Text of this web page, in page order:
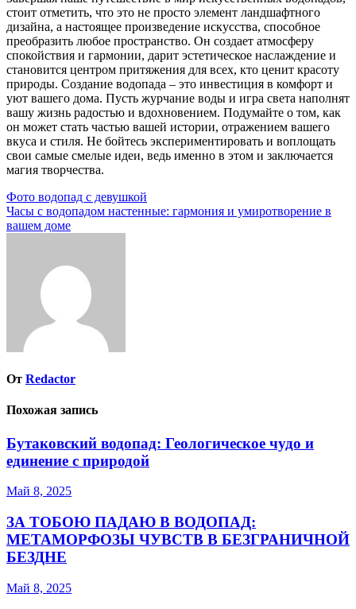
стоит отметить, что это не просто элемент ландшафтного
дизайна, а настоящее произведение искусства, способное
преобразить любое пространство. Он создает атмосферу
спокойствия и гармонии, дарит эстетическое наслаждение и
становится центром притяжения для всех, кто ценит красоту
природы. Создание водопада – это инвестиция в комфорт и
уют вашего дома. Пусть журчание воды и игра света наполнят
вашу жизнь радостью и вдохновением. Подумайте о том, как
он может стать частью вашей истории, отражением вашего
вкуса и стиля. Не бойтесь экспериментировать и воплощать
свои самые смелые идеи, ведь именно в этом и заключается
магия творчества.
Навигация
по
Фото водопад с девушкой
Часы с водопадом настенные: гармония и умиротворение в
вашем доме
От Redactor
Похожая запись
Бутаковский водопад: Геологическое чудо и
единение с природой
Май 8, 2025
ЗА ТОБОЮ ПАДАЮ В ВОДОПАД:
МЕТАМОРФОЗЫ ЧУВСТВ В БЕЗГРАНИЧНОЙ
БЕЗДНЕ
Май 8, 2025